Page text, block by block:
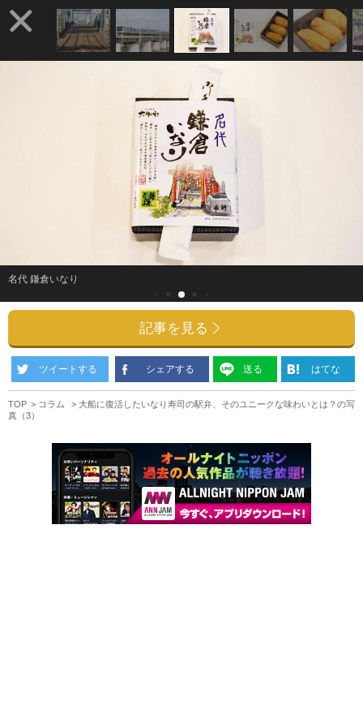
名代 鎌倉いなり
記事を見る
ツイートする シェアする 送る はてな
TOP コラム
大船に復活したいなり寿司の駅弁、そのユニークな味わいとは？の写
真（3）